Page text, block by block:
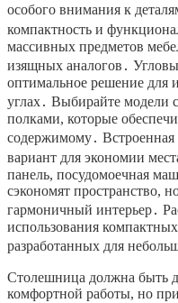
особого внимания к
компактность и
массивных предметов
изящных аналогов․
оптимальное решение для
углах․ Выбирайте
полками, которые
содержимому․
вариант для экономии
панель, посудомоечная
сэкономят пространство,
гармоничный интерьер․
использования
разработанных для
Столешница должна быть
комфортной работы, но